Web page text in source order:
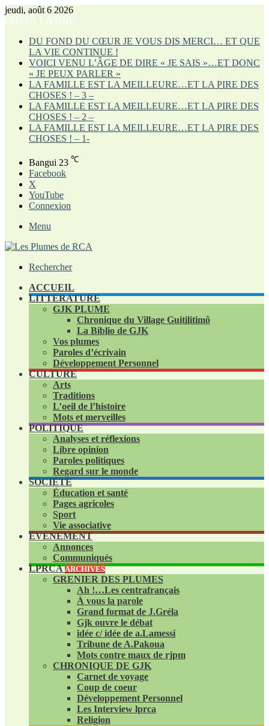
jeudi, août 6 2026
INFO À LA UNE
DU FOND DU CŒUR JE VOUS DIS MERCI… ET QUE
LA VIE CONTINUE !
VOICI VENU L’ÂGE DE DIRE « JE SAIS »…ET DONC
« JE PEUX PARLER »
LA FAMILLE EST LA MEILLEURE…ET LA PIRE DES
CHOSES ! – 3 –
LA FAMILLE EST LA MEILLEURE…ET LA PIRE DES
CHOSES ! – 2 –
LA FAMILLE EST LA MEILLEURE…ET LA PIRE DES
CHOSES ! – 1-
Bangui 23 ℃
Facebook
X
YouTube
Connexion
Menu
Rechercher
ACCUEIL
LITTERATURE
GJK PLUME
Chronique du Village Guitilitimô
La Biblio de GJK
Vos plumes
Paroles d’écrivain
Développement Personnel
CULTURE
Arts
Traditions
L’oeil de l’histoire
Mots et merveilles
POLITIQUE
Analyses et réflexions
Libre opinion
Paroles politiques
Regard sur le monde
SOCIÉTÉ
Éducation et santé
Pages agricoles
Sport
Vie associative
ÉVÈNEMENT
Annonces
Communiqués
LPRCAARCHIVES
GRENIER DES PLUMES
Ah !…Les centrafrançais
À vous la parole
Grand format de J.Gréla
Gjk ouvre le débat
idée c/ idée de a.Lamessi
Tribune de A.Pakoua
Mots contre maux de rjpm
CHRONIQUE DE GJK
Carnet de voyage
Coup de coeur
Développement Personnel
Les Interview lprca
Religion